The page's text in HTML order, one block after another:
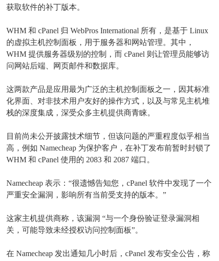
获取软件的补丁版本。
WHM 和 cPanel 归 WebPros International 所有，是基于 Linux
的虚拟主机控制面板，用于服务器和网站管理。其中，
WHM 提供服务器级别的控制，而 cPanel 则让管理员能够访
问网站后端、网页邮件和数据库。
这两款产品是应用最为广泛的主机控制面板之一，因其标准
化界面、对非技术用户友好的操作方式，以及与常见主机堆
栈的深度集成，深受众多主机提供商青睐。
目前尚未公开披露技术细节，但该问题的严重程度似乎相当
高，例如 Namecheap 为保护客户，在补丁发布前暂时封锁了
WHM 和 cPanel 使用的 2083 和 2087 端口。
Namecheap 表示：“很遗憾告知您，cPanel 软件中发现了一个
严重安全漏洞，影响所有当前受支持的版本。”
这家主机提供商称，该漏洞 “与一个身份验证登录漏洞相
关，可能导致未经授权访问控制面板”。
在 Namecheap 发出通知几小时后，cPanel 发布安全公告，称